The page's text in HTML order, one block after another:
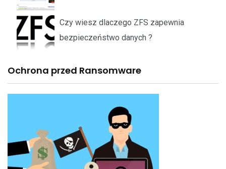
Czy wiesz dlaczego ZFS zapewnia
bezpieczeństwo danych ?
Ochrona przed Ransomware